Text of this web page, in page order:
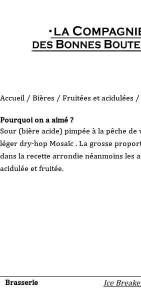
Accueil / Bières / Fruitées et acidulées /
Pourquoi on a aimé ?
Sour (bière acide) pimpée à la pêche de
léger dry-hop Mosaïc . La grosse
dans la recette arrondie néanmoins les
acidulée et fruitée.
Brasserie
Ice